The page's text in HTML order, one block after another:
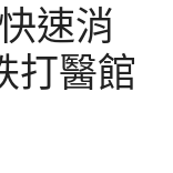
速消
打醫館